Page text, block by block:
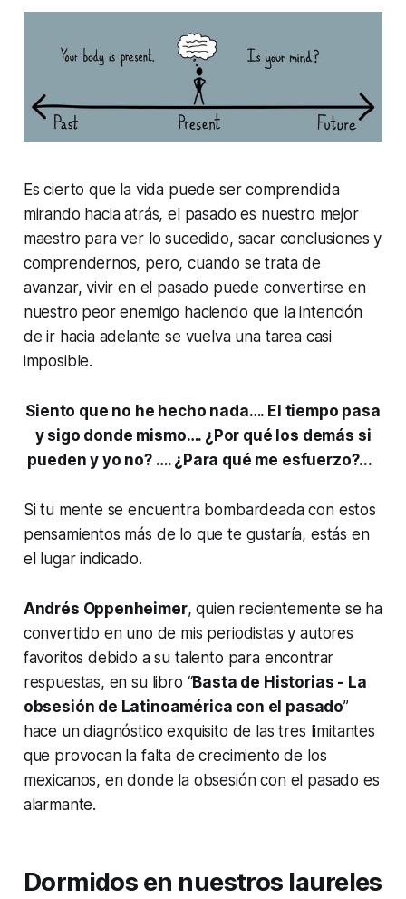
Es cierto que la vida puede ser comprendida
mirando hacia atrás, el pasado es nuestro mejor
maestro para ver lo sucedido, sacar conclusiones y
comprendernos, pero, cuando se trata de
avanzar, vivir en el pasado puede convertirse en
nuestro peor enemigo haciendo que la intención
de ir hacia adelante se vuelva una tarea casi
imposible.
Siento que no he hecho nada…. El tiempo pasa
y sigo donde mismo…. ¿Por qué los demás si
pueden y yo no? …. ¿Para qué me esfuerzo?...
Si tu mente se encuentra bombardeada con estos
pensamientos más de lo que te gustaría, estás en
el lugar indicado.
Andrés Oppenheimer, quien recientemente se ha
convertido en uno de mis periodistas y autores
favoritos debido a su talento para encontrar
respuestas, en su libro “Basta de Historias - La
obsesión de Latinoamérica con el pasado”
hace un diagnóstico exquisito de las tres limitantes
que provocan la falta de crecimiento de los
mexicanos, en donde la obsesión con el pasado es
alarmante.
Dormidos en nuestros laureles